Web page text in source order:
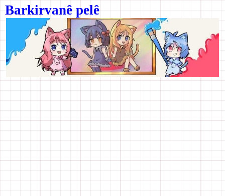
Barkirvanê pelê